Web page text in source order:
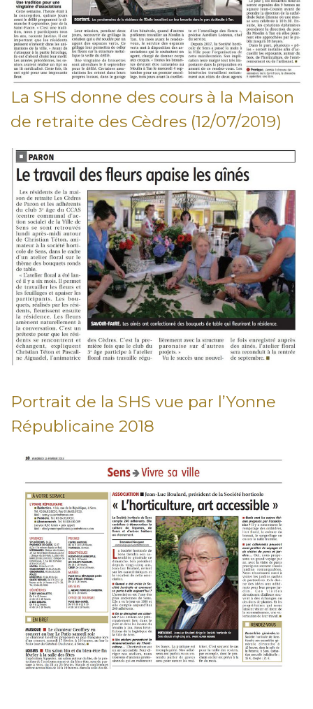
La SHS donne des cours à la Maison
de retraite des Cèdres (12/07/2019)
Portrait de la SHS vue par l’Yonne
Républicaine 2018